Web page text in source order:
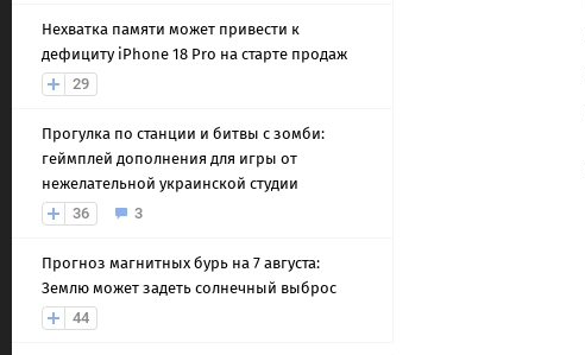
Нехватка памяти может привести к
дефициту iPhone 18 Pro на старте продаж
29
Прогулка по станции и битвы с зомби:
геймплей дополнения для игры от
нежелательной украинской студии
36
3
Прогноз магнитных бурь на 7 августа:
Землю может задеть солнечный выброс
44